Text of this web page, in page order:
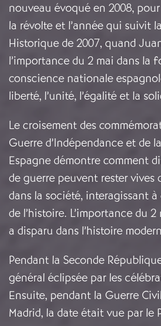
nouveau évoqué en 2008,
la révolte et l’année qui suivit
Historique de 2007, quand
l’importance du 2 mai dans la
conscience nationale
liberté, l’unité, l’égalité et la
Le croisement des
Guerre d’Indépendance et de
Espagne démontre comment
de guerre peuvent rester
dans la société, interagissant
de l’histoire. L’importance du
a disparu dans l’histoire
Pendant la Seconde
général éclipsée par les
Ensuite, pendant la Guerre
Madrid, la date était vue par le